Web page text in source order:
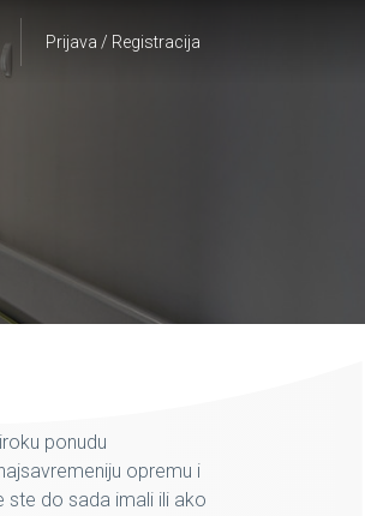
Prijava / Registracija
ponudu
opremu i
ste do sada imali ili ako